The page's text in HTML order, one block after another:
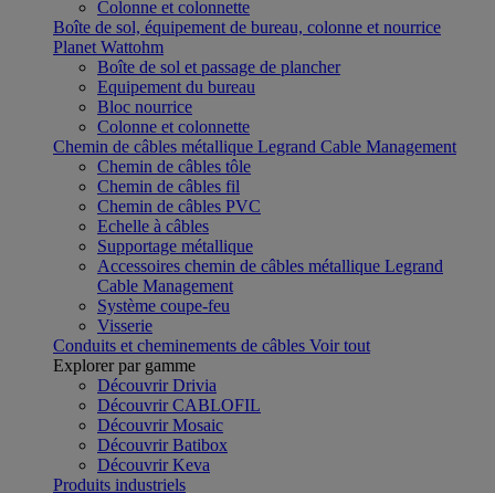
Colonne et colonnette
Boîte de sol, équipement de bureau, colonne et nourrice
Planet Wattohm
Boîte de sol et passage de plancher
Equipement du bureau
Bloc nourrice
Colonne et colonnette
Chemin de câbles métallique Legrand Cable Management
Chemin de câbles tôle
Chemin de câbles fil
Chemin de câbles PVC
Echelle à câbles
Supportage métallique
Accessoires chemin de câbles métallique Legrand
Cable Management
Système coupe-feu
Visserie
Conduits et cheminements de câbles Voir tout
Explorer par gamme
Découvrir Drivia
Découvrir CABLOFIL
Découvrir Mosaic
Découvrir Batibox
Découvrir Keva
Produits industriels